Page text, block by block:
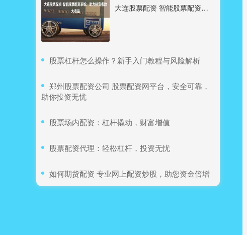
大连股票配资 智能股票配资系统：助力投资者放大收益
​股票杠杆怎么操作？新手入门教程与风险解析
​郑州股票配资公司 股票配资网平台，安全可靠，
助你投资无忧
​股票场内配资：杠杆撬动，财富增值
​股票配资代理：轻松杠杆，投资无忧
​如何期货配资 专业网上配资炒股，助您资金倍增